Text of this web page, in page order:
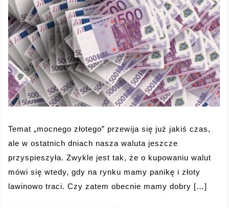
Temat „mocnego złotego” przewija się już jakiś czas,
ale w ostatnich dniach nasza waluta jeszcze
przyspieszyła. Zwykle jest tak, że o kupowaniu walut
mówi się wtedy, gdy na rynku mamy panikę i złoty
lawinowo traci. Czy zatem obecnie mamy dobry […]